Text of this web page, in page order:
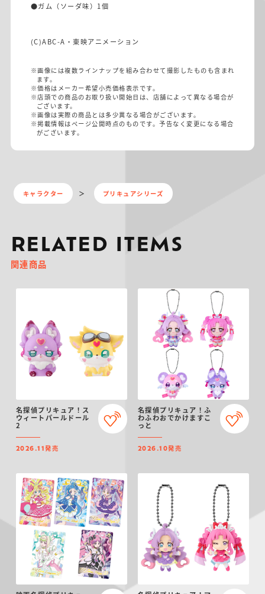
●ガム（ソーダ味）1個
(C)ABC-A・東映アニメーション
※画像には複数ラインナップを組み合わせて撮影したものも含まれ
ます。
※価格はメーカー希望小売価格表示です。
※店頭での商品のお取り扱い開始日は、店舗によって異なる場合が
ございます。
※画像は実際の商品とは多少異なる場合がございます。
※掲載情報はページ公開時点のものです。予告なく変更になる場合
がございます。
キャラクター プリキュアシリーズ
RELATED ITEMS
関連商品
名探偵プリキュア！ス
ウィートパールドール
2
2026.11発売
名探偵プリキュア！ふ
わふわおでかけますこ
っと
2026.10発売